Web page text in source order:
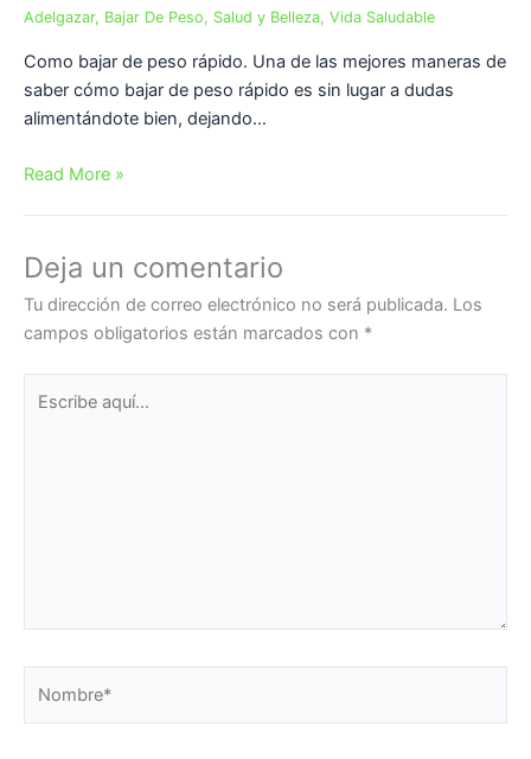
Adelgazar, Bajar De Peso, Salud y Belleza, Vida Saludable
Como bajar de peso rápido. Una de las mejores maneras de
saber cómo bajar de peso rápido es sin lugar a dudas
alimentándote bien, dejando…
Read More »
Deja un comentario
Tu dirección de correo electrónico no será publicada. Los
campos obligatorios están marcados con *
aquí...